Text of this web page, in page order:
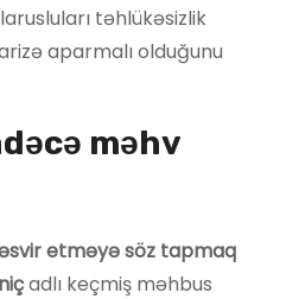
təhlükəsizlik
aparmalı olduğunu
məhv
etməyə söz tapmaq
adlı keçmiş məhbus